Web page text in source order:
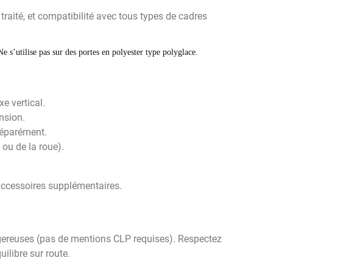
et compatibilité avec tous types de cadres
s’utilise pas sur des portes en polyester type polyglace.
vertical.
de la roue).
supplémentaires.
(pas de mentions CLP requises). Respectez
sur route.